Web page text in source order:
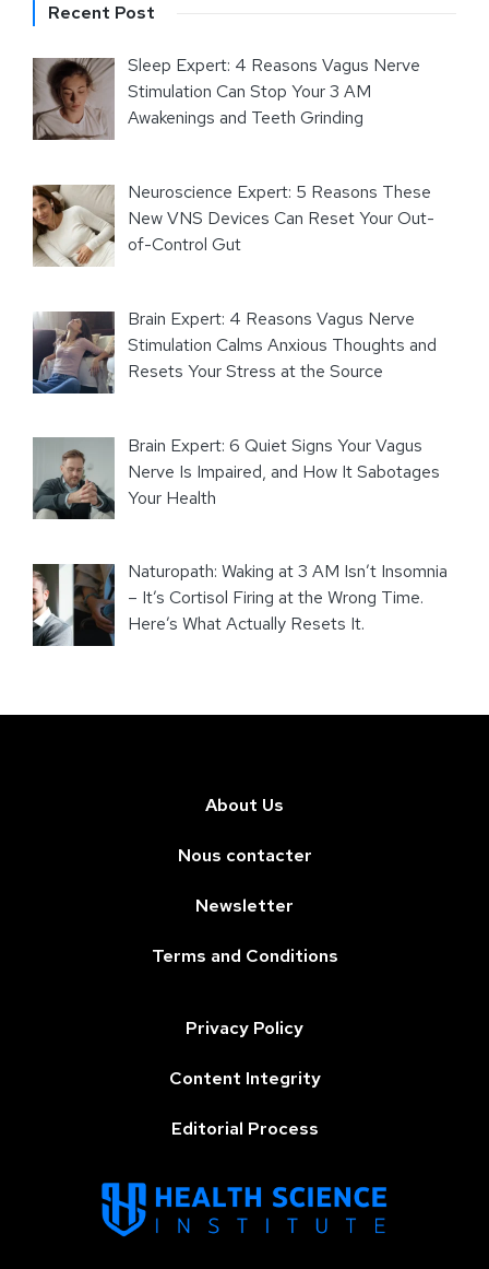
Recent Post
Sleep Expert: 4 Reasons Vagus Nerve
Stimulation Can Stop Your 3 AM
Awakenings and Teeth Grinding
Neuroscience Expert: 5 Reasons These
New VNS Devices Can Reset Your Out-
of-Control Gut
Brain Expert: 4 Reasons Vagus Nerve
Stimulation Calms Anxious Thoughts and
Resets Your Stress at the Source
Brain Expert: 6 Quiet Signs Your Vagus
Nerve Is Impaired, and How It Sabotages
Your Health
Naturopath: Waking at 3 AM Isn’t Insomnia
– It’s Cortisol Firing at the Wrong Time.
Here’s What Actually Resets It.
About Us
Nous contacter
Newsletter
Terms and Conditions
Privacy Policy
Content Integrity
Editorial Process